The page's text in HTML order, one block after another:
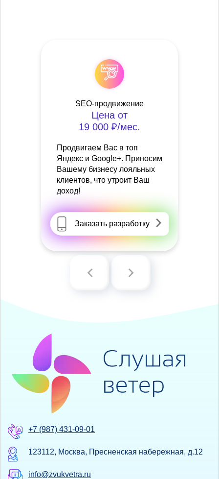
SEO-продвижение
Цена от
19 000 ₽/мес.
Продвигаем Вас в топ
Яндекс и Google+. Приносим
Вашему бизнесу лояльных
клиентов, что утроит Ваш
доход!
Заказать разработку
+7 (987) 431-09-01
123112, Москва, Пресненская набережная, д.12
info@zvukvetra.ru